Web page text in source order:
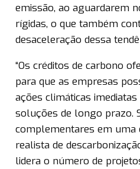
emissão, ao aguardarem
rígidas, o que também
desaceleração dessa
“Os créditos de carbono
para que as empresas
ações climáticas
soluções de longo prazo.
complementares em uma
realista de
lidera o número de